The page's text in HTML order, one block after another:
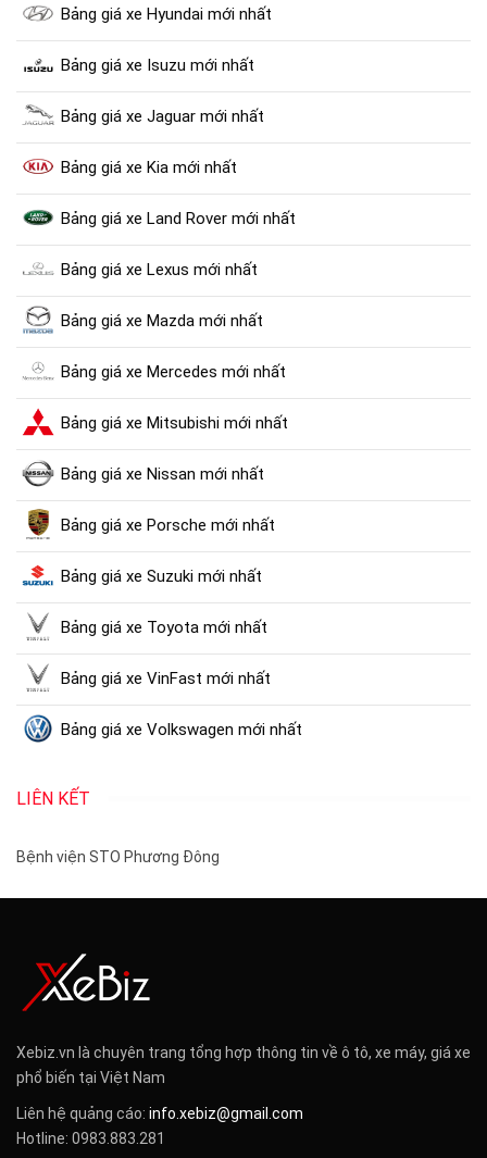
Bảng giá xe Hyundai mới nhất
Bảng giá xe Isuzu mới nhất
Bảng giá xe Jaguar mới nhất
Bảng giá xe Kia mới nhất
Bảng giá xe Land Rover mới nhất
Bảng giá xe Lexus mới nhất
Bảng giá xe Mazda mới nhất
Bảng giá xe Mercedes mới nhất
Bảng giá xe Mitsubishi mới nhất
Bảng giá xe Nissan mới nhất
Bảng giá xe Porsche mới nhất
Bảng giá xe Suzuki mới nhất
Bảng giá xe Toyota mới nhất
Bảng giá xe VinFast mới nhất
Bảng giá xe Volkswagen mới nhất
LIÊN KẾT
Bệnh viện STO Phương Đông
Xebiz.vn là chuyên trang tổng hợp thông tin về ô tô, xe máy, giá xe
phổ biến tại Việt Nam
Liên hệ quảng cáo: info.xebiz@gmail.com
Hotline: 0983.883.281